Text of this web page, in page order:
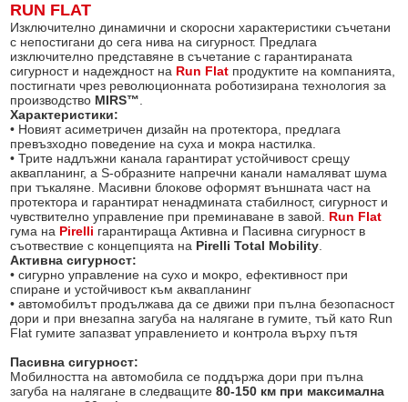
RUN FLAT
Изключително динамични и скоросни характеристики съчетани
с непостигани до сега нива на сигурност. Предлага
изключително представяне в съчетание с гарантираната
сигурност и надеждност на Run Flat продуктите на компанията,
постигнати чрез революционната роботизирана технология за
производство MIRS™.
Характеристики:
• Новият асиметричен дизайн на протектора, предлага
превъзхoдно поведение на суха и мокра настилка.
• Трите надлъжни канала гарантират устойчивост срещу
аквапланинг, а S-образните напречни канали намаляват шума
при тъкаляне. Масивни блокове оформят външната част на
протектора и гарантират ненадмината стабилност, сигурност и
чувствително управление при преминаване в завой. Run Flat
гума на Pirelli гарантираща Активна и Пасивна сигурност в
съотвествие с концепцията на Pirelli Total Mobility.
Активна сигурност:
• сигурно управление на сухо и мокро, ефективност при
спиране и устойчивост към аквапланинг
• автомобилът продължава да се движи при пълна безопасност
дори и при внезапна загуба на налягане в гумите, тъй като Run
Flat гумите запазват управлението и контрола върху пътя
Пасивна сигурност:
Мобилността на автомобила се поддържа дори при пълна
загуба на налягане в следващите80-150 км при максимална